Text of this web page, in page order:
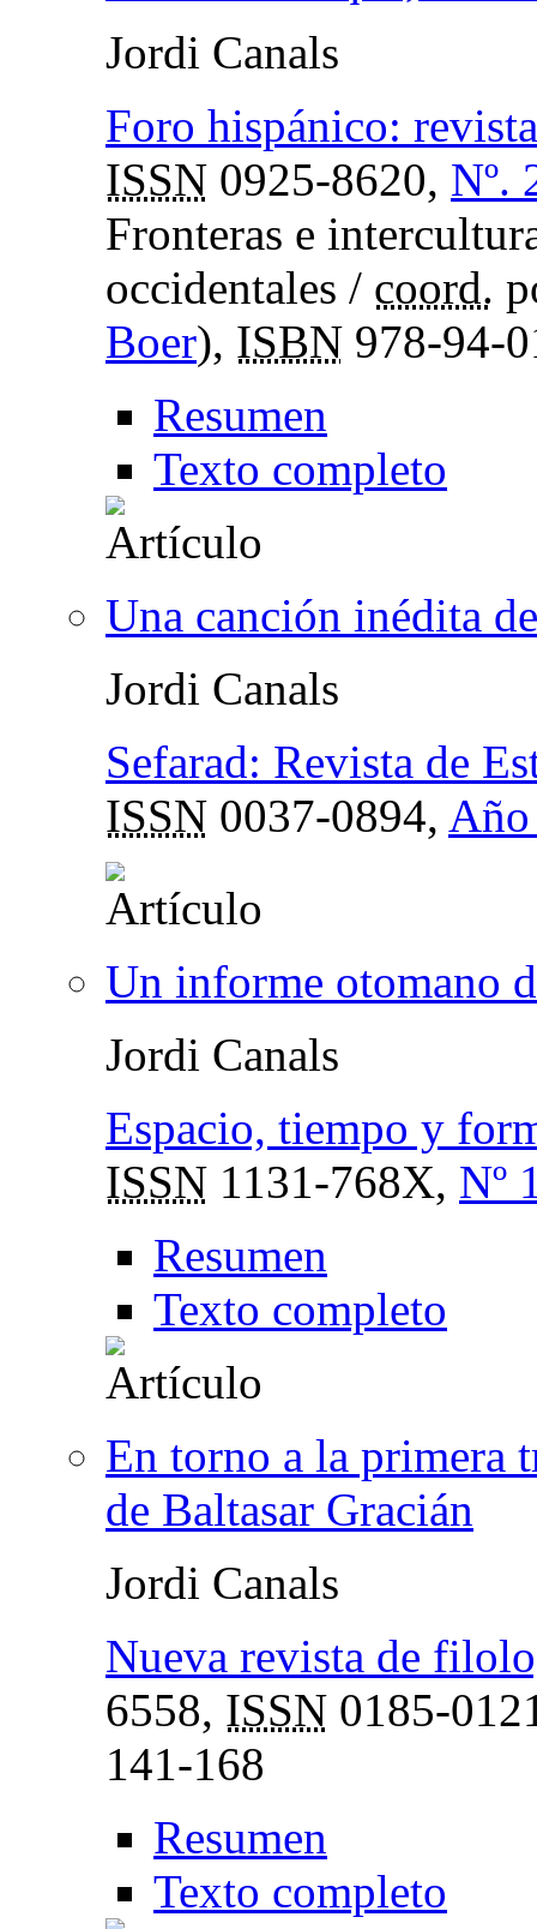
Jordi Canals
Foro hispánico:
ISSN 0925-8620, Nº.
Fronteras e
occidentales / coord.
Boer), ISBN 978-94-
Resumen
Texto completo
Una canción inédita
Jordi Canals
Sefarad: Revista de
ISSN 0037-0894, Año
Un informe otomano
Jordi Canals
Espacio, tiempo y
ISSN 1131-768X, Nº
Resumen
Texto completo
En torno a la primera
de Baltasar Gracián
Jordi Canals
Nueva revista de
6558, ISSN 0185-
141-168
Resumen
Texto completo